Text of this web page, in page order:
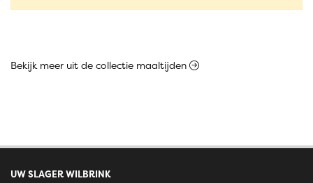
Bekijk meer uit de collectie maaltijden
UW SLAGER WILBRINK